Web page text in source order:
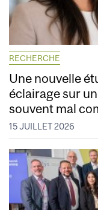
RECHERCHE
Une nouvelle
éclairage sur
souvent mal
15 JUILLET 2026